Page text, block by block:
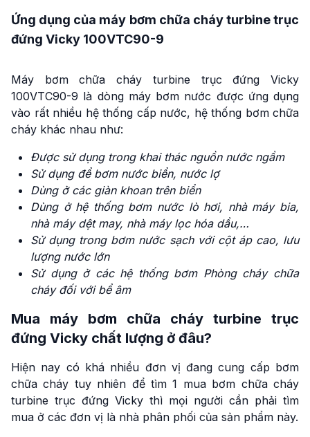
Ứng dụng của máy bơm chữa cháy turbine trục
đứng Vicky 100VTC90-9
Máy bơm chữa cháy turbine trục đứng Vicky
100VTC90-9 là dòng máy bơm nước được ứng dụng
vào rất nhiều hệ thống cấp nước, hệ thống bơm chữa
cháy khác nhau như:
Được sử dụng trong khai thác nguồn nước ngầm
Sử dụng để bơm nước biển, nước lợ
Dùng ở các giàn khoan trên biển
Dùng ở hệ thống bơm nước lò hơi, nhà máy bia,
nhà máy dệt may, nhà máy lọc hóa dầu,…
Sử dụng trong bơm nước sạch với cột áp cao, lưu
lượng nước lớn
Sử dụng ở các hệ thống bơm Phòng cháy chữa
cháy đối với bể âm
Mua máy bơm chữa cháy turbine trục
đứng Vicky chất lượng ở đâu?
Hiện nay có khá nhiều đơn vị đang cung cấp bơm
chữa cháy tuy nhiên để tìm 1 mua bơm chữa cháy
turbine trục đứng Vicky thì mọi người cần phải tìm
mua ở các đơn vị là nhà phân phối của sản phẩm này.